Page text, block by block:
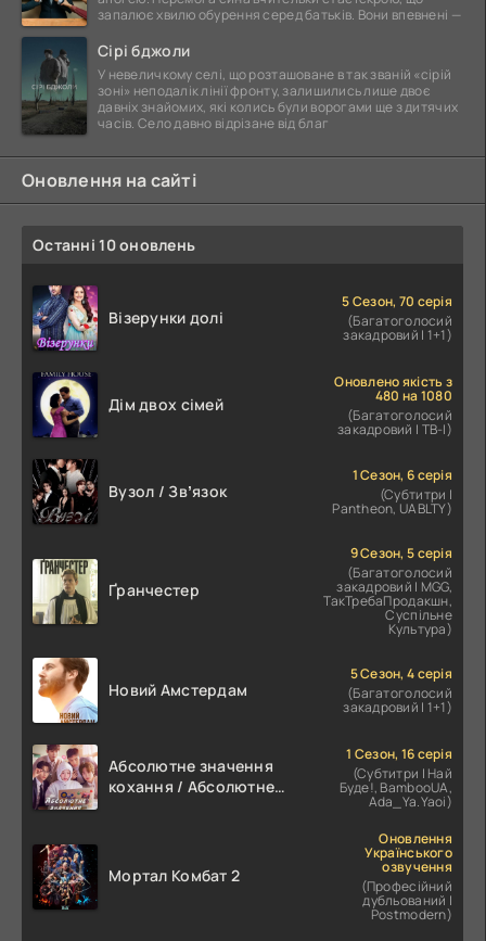
запалює хвилю обурення серед батьків. Вони впевнені —
Сірі бджоли
У невеличкому селі, що розташоване в так званій «сірій
зоні» неподалік лінії фронту, залишились лише двоє
давніх знайомих, які колись були ворогами ще з дитячих
часів. Село давно відрізане від благ
Оновлення на сайті
Останні 10 оновлень
Візерунки долі
5 Сезон, 70 серія
(Багатоголосий
закадровий | 1+1)
Дім двох сімей
Оновлено якість з
480 на 1080
(Багатоголосий
закадровий | ТВ-І)
Вузол / Звʼязок
1 Сезон, 6 серія
(Субтитри |
Pantheon, UABLTY)
Ґранчестер
9 Сезон, 5 серія
(Багатоголосий
закадровий | MGG,
ТакТребаПродакшн,
Суспільне
Культура)
Новий Амстердам
5 Сезон, 4 серія
(Багатоголосий
закадровий | 1+1)
Абсолютне значення
кохання / Абсолютне
1 Сезон, 16 серія
(Субтитри | Най
Буде!, BambooUA,
Ada_Ya.Yaoi)
Мортал Комбат 2
Оновлення
Українського
озвучення
(Професійний
дубльований |
Postmodern)